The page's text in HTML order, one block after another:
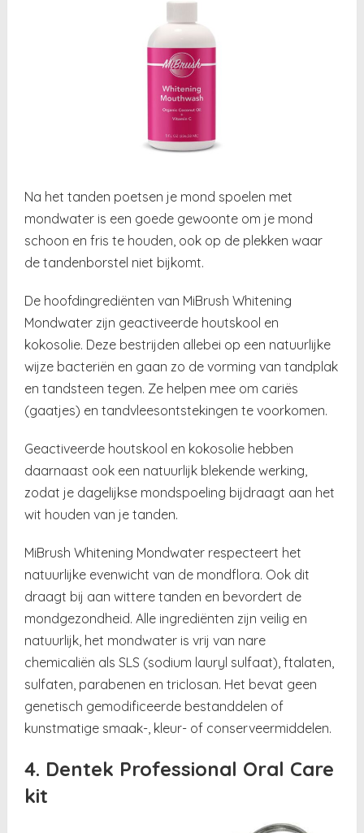
Na het tanden poetsen je mond spoelen met
mondwater is een goede gewoonte om je mond
schoon en fris te houden, ook op de plekken waar
de tandenborstel niet bijkomt.
De hoofdingrediënten van MiBrush Whitening
Mondwater zijn geactiveerde houtskool en
kokosolie. Deze bestrijden allebei op een natuurlijke
wijze bacteriën en gaan zo de vorming van tandplak
en tandsteen tegen. Ze helpen mee om cariës
(gaatjes) en tandvleesontstekingen te voorkomen.
Geactiveerde houtskool en kokosolie hebben
daarnaast ook een natuurlijk blekende werking,
zodat je dagelijkse mondspoeling bijdraagt aan het
wit houden van je tanden.
MiBrush Whitening Mondwater respecteert het
natuurlijke evenwicht van de mondflora. Ook dit
draagt bij aan wittere tanden en bevordert de
mondgezondheid. Alle ingrediënten zijn veilig en
natuurlijk, het mondwater is vrij van nare
chemicaliën als SLS (sodium lauryl sulfaat), ftalaten,
sulfaten, parabenen en triclosan. Het bevat geen
genetisch gemodificeerde bestanddelen of
kunstmatige smaak-, kleur- of conserveermiddelen.
4. Dentek Professional Oral Care
kit